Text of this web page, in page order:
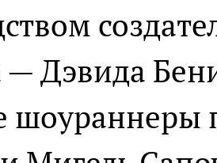
— Дэвида
шоураннеры